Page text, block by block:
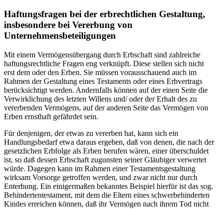
Haftungsfragen bei der erbrechtlichen Gestaltung,
insbesondere bei Vererbung von
Unternehmensbeteiligungen
Mit einem Vermögensübergang durch Erbschaft sind zahlreiche
haftungsrechtliche Fragen eng verknüpft. Diese stellen sich nicht
erst dem oder den Erben. Sie müssen vorausschauend auch im
Rahmen der Gestaltung eines Testaments oder eines Erbvertrags
berücksichtigt werden. Andernfalls können auf der einen Seite die
Verwirklichung des letzten Willens und/ oder der Erhalt des zu
vererbenden Vermögens, auf der anderen Seite das Vermögen von
Erben ernsthaft gefährdet sein.
Für denjenigen, der etwas zu vererben hat, kann sich ein
Handlungsbedarf etwa daraus ergeben, daß von denen, die nach der
gesetzlichen Erbfolge als Erben berufen wären, einer überschuldet
ist, so daß dessen Erbschaft zugunsten seiner Gläubiger verwertet
würde. Dagegen kann im Rahmen einer Testamentsgestaltung
wirksam Vorsorge getroffen werden, und zwar nicht nur durch
Enterbung. Ein einigermaßen bekanntes Beispiel hierfür ist das sog.
Behindertentestament, mit dem die Eltern eines schwerbehinderten
Kindes erreichen können, daß ihr Vermögen nach ihrem Tod nicht